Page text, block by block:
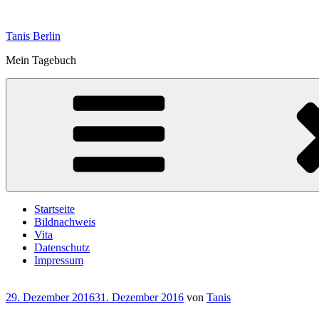
springen
Tanis Berlin
Mein Tagebuch
Startseite
Bildnachweis
Vita
Datenschutz
Impressum
Veröffentlicht
29. Dezember 201631. Dezember 2016 von Tanis